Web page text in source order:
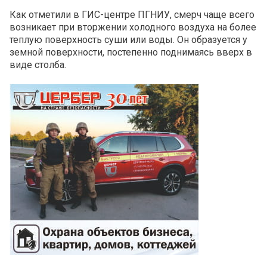
Как отметили в ГИС-центре ПГНИУ, смерч чаще всего
возникает при вторжении холодного воздуха на более
теплую поверхность суши или воды. Он образуется у
земной поверхности, постепенно поднимаясь вверх в
виде столба.